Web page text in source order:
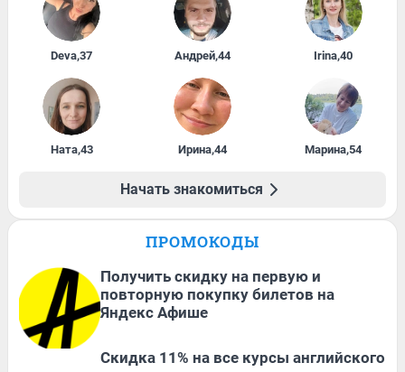
Deva,37 Андрей,44 Irina,40
Ната,43 Ирина,44 Марина,54
Начать знакомиться
ПРОМОКОДЫ
Получить скидку на первую и
повторную покупку билетов на
Яндекс Афише
Скидка 11% на все курсы английского